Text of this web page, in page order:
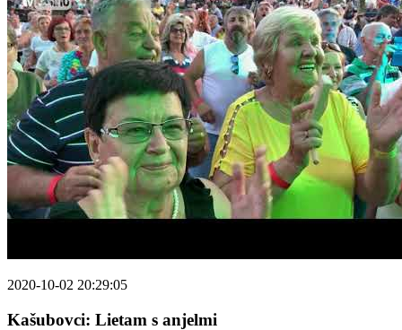
2020-10-02 20:29:05
Kašubovci: Lietam s anjelmi